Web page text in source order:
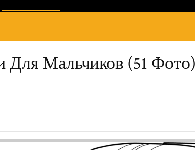
Для Мальчиков (51 Фото)